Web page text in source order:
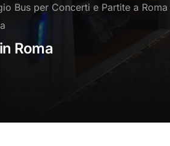
Noleggio 9
Bus per Concerti e Partite a
Roma